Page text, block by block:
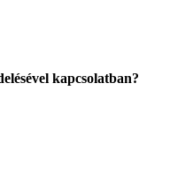
kapcsolatban?